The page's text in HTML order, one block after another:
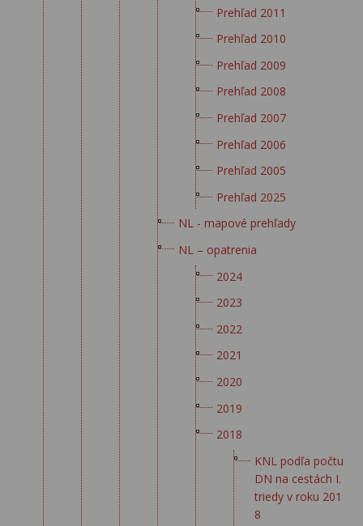
Prehľad 2011
Prehľad 2010
Prehľad 2009
Prehľad 2008
Prehľad 2007
Prehľad 2006
Prehľad 2005
Prehľad 2025
NL - mapové prehľady
NL – opatrenia
2024
2023
2022
2021
2020
2019
2018
KNL podľa počtu
DN na cestách I.
triedy v roku 201
8